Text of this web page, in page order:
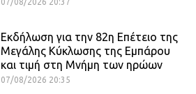
07/08/2026 20:37
Εκδήλωση για την 82η Επέτειο της
Μεγάλης Κύκλωσης της Εμπάρου
και τιμή στη Μνήμη των ηρώων
07/08/2026 20:35